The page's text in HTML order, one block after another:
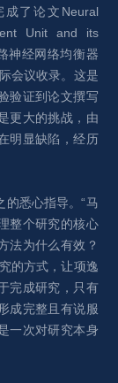
了论文Neural
Unit and its
神经网络均衡器
会议收录。这是
验证到论文撰写
更大的挑战，由
明显缺陷，经历
的悉心指导。“马
整个研究的核心
法为什么有效？
的方式，让项逸
完成研究，只有
成完整且有说服
一次对研究本身